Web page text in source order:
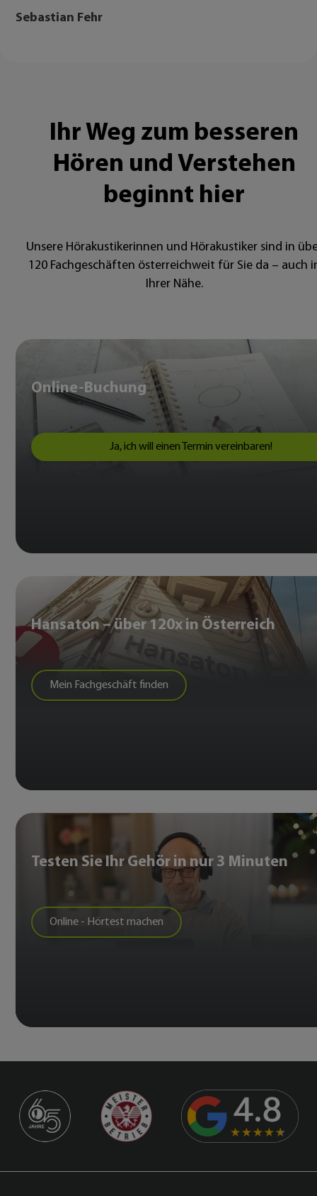
Sebastian Fehr
Ihr Weg zum besseren
Hören und Verstehen
beginnt hier
Unsere Hörakustikerinnen und Hörakustiker sind in
120 Fachgeschäften österreichweit für Sie da – auch
Ihrer Nähe.
Online-Buchung
Ja, ich will einen Termin vereinbaren!
Hansaton – über 120x in Österreich
Mein Fachgeschäft finden
Testen Sie Ihr Gehör in nur 3 Minuten
Online - Hörtest machen